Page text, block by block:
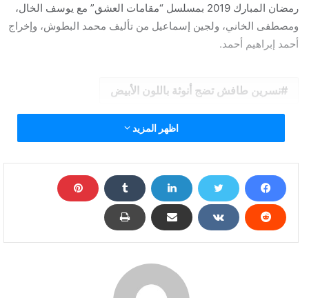
رمضان المبارك 2019 بمسلسل “مقامات العشق” مع يوسف الخال،
ومصطفى الخاني، ولجين إسماعيل من تأليف محمد البطوش، وإخراج
أحمد إبراهيم أحمد.
نسرين طافش تضج أنوثة باللون الأبيض
اظهر المزيد